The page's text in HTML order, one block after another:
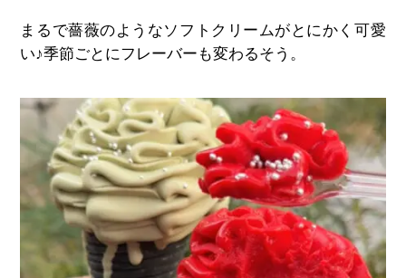
まるで薔薇のようなソフトクリームがとにかく可愛
い♪季節ごとにフレーバーも変わるそう。